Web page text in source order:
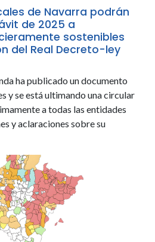
de Navarra podrán
de 2025 a
sostenibles
del Real Decreto-ley
ha publicado un documento
y se está ultimando una circular
a todas las entidades
y aclaraciones sobre su